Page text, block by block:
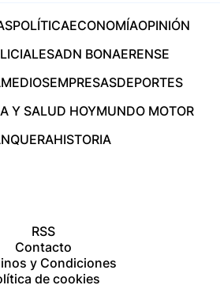
POLÍTICAECONOMÍAOPINIÓN
ADN BONAERENSE
MEDIOSEMPRESASDEPORTES
Y SALUD HOYMUNDO MOTOR
HISTORIA
RSS
Contacto
y Condiciones
de cookies